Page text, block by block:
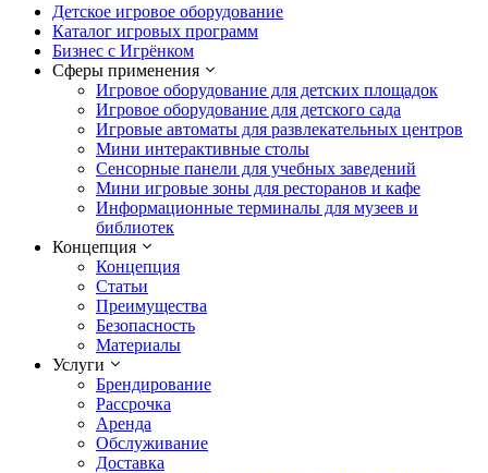
Детское игровое оборудование
Каталог игровых программ
Бизнес с Игрёнком
Сферы применения
Игровое оборудование для детских площадок
Игровое оборудование для детского сада
Игровые автоматы для развлекательных центров
Мини интерактивные столы
Сенсорные панели для учебных заведений
Мини игровые зоны для ресторанов и кафе
Информационные терминалы для музеев и
библиотек
Концепция
Концепция
Статьи
Преимущества
Безопасность
Материалы
Услуги
Брендирование
Рассрочка
Аренда
Обслуживание
Доставка